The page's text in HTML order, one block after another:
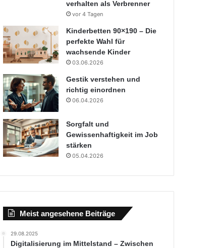
verhalten als Verbrenner
vor 4 Tagen
Kinderbetten 90×190 – Die
perfekte Wahl für
wachsende Kinder
03.06.2026
Gestik verstehen und
richtig einordnen
06.04.2026
Sorgfalt und
Gewissenhaftigkeit im Job
stärken
05.04.2026
Meist angesehene Beiträge
29.08.2025
Digitalisierung im Mittelstand – Zwischen